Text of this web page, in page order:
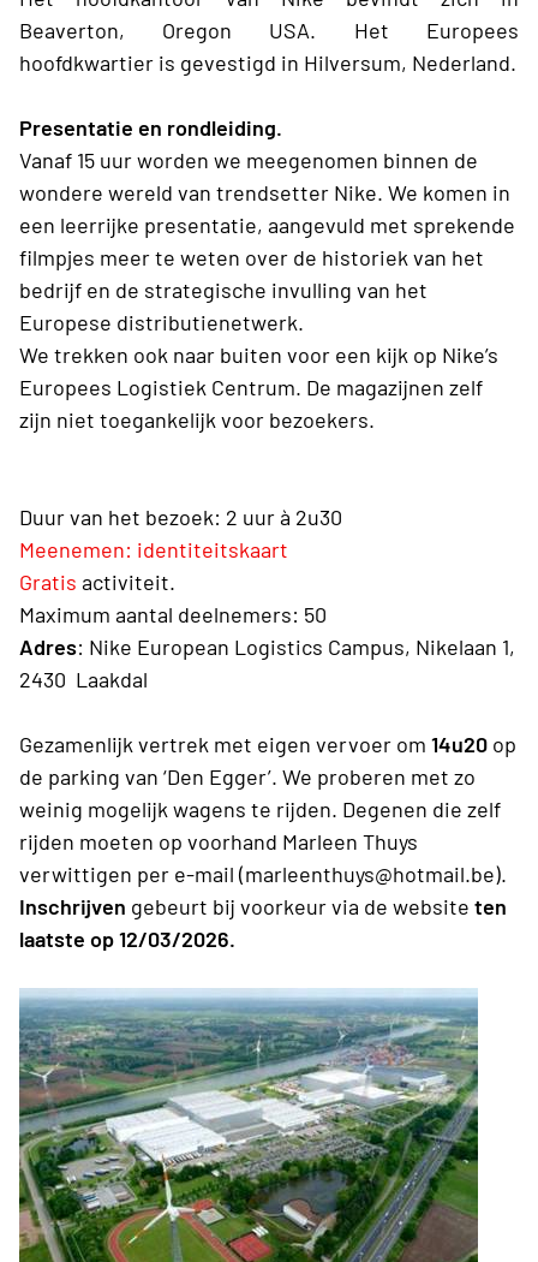
Beaverton, Oregon USA. Het Europees
hoofdkwartier is gevestigd in Hilversum, Nederland.
Presentatie en rondleiding.
Vanaf 15 uur worden we meegenomen binnen de
wondere wereld van trendsetter Nike. We komen in
een leerrijke presentatie, aangevuld met sprekende
filmpjes meer te weten over de historiek van het
bedrijf en de strategische invulling van het
Europese distributienetwerk.
We trekken ook naar buiten voor een kijk op Nike’s
Europees Logistiek Centrum. De magazijnen zelf
zijn niet toegankelijk voor bezoekers.
Duur van het bezoek: 2 uur à 2u30
Meenemen: identiteitskaart
Gratis activiteit.
Maximum aantal deelnemers: 50
Adres: Nike European Logistics Campus, Nikelaan 1,
2430 Laakdal
Gezamenlijk vertrek met eigen vervoer om 14u20 op
de parking van ‘Den Egger’. We proberen met zo
weinig mogelijk wagens te rijden. Degenen die zelf
rijden moeten op voorhand Marleen Thuys
verwittigen per e-mail (marleenthuys@hotmail.be).
Inschrijven gebeurt bij voorkeur via de website ten
laatste op 12/03/2026.